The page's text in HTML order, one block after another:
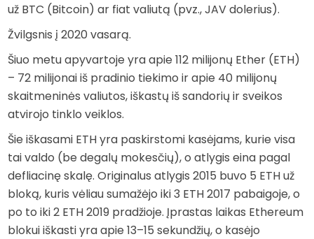
už BTC (Bitcoin) ar fiat valiutą (pvz., JAV dolerius).
Žvilgsnis į 2020 vasarą.
Šiuo metu apyvartoje yra apie 112 milijonų Ether (ETH)
– 72 milijonai iš pradinio tiekimo ir apie 40 milijonų
skaitmeninės valiutos, iškastų iš sandorių ir sveikos
atvirojo tinklo veiklos.
Šie iškasami ETH yra paskirstomi kasėjams, kurie visa
tai valdo (be degalų mokesčių), o atlygis eina pagal
defliacinę skalę. Originalus atlygis 2015 buvo 5 ETH už
bloką, kuris vėliau sumažėjo iki 3 ETH 2017 pabaigoje, o
po to iki 2 ETH 2019 pradžioje. Įprastas laikas Ethereum
blokui iškasti yra apie 13–15 sekundžių, o kasėjo